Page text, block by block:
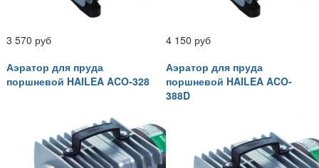
3 570 руб
4 150 руб
Аэратор для пруда
поршневой HAILEA ACO-328
Аэратор для пруда
поршневой HAILEA ACO-
388D